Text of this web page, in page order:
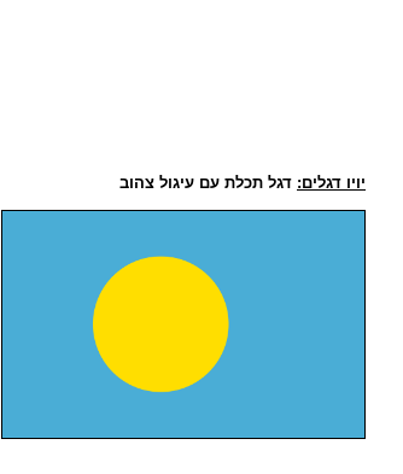
יויו דגלים: דגל תכלת עם עיגול צהוב